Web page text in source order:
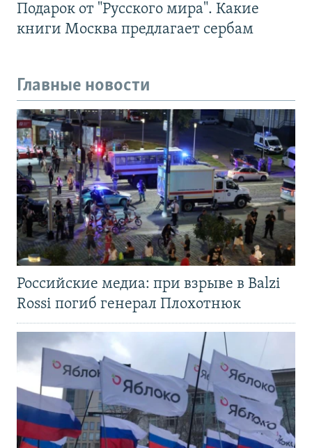
Подарок от "Русского мира". Какие
книги Москва предлагает сербам
Главные новости
Российские медиа: при взрыве в Balzi
Rossi погиб генерал Плохотнюк